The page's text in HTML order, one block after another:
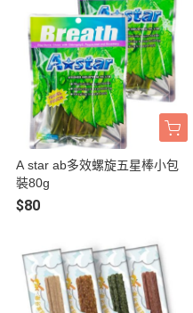
A star ab多效螺旋五星棒小包
裝80g
$80